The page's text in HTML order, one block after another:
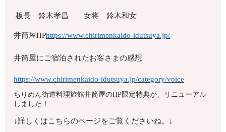
板長 鈴木孝昌 女将 鈴木和女
井筒屋HPhttps://www.chirimenkaido-idutsuya.jp/
井筒屋にご宿泊されたお客さまの感想
https://www.chirimenkaido-idutsuya.jp/category/voice
ちりめん街道料理旅館井筒屋のHP限定特典が、リニューアル
しました！
↓詳しくはこちらのページをご覧くださいね。↓